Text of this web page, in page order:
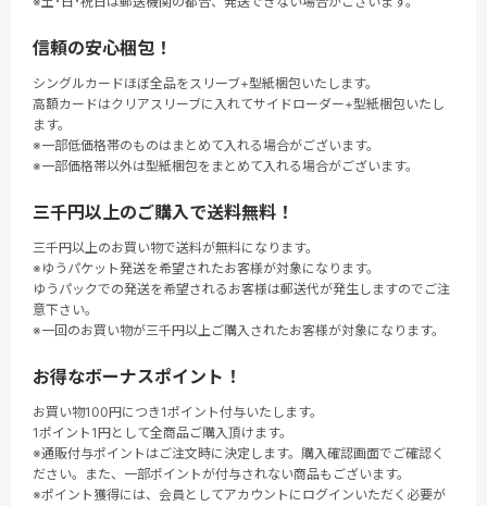
信頼の安心梱包！
シングルカードほぼ全品をスリーブ+型紙梱包いたします。
高額カードはクリアスリーブに入れてサイドローダー+型紙梱包いたし
ます。
※一部低価格帯のものはまとめて入れる場合がございます。
※一部価格帯以外は型紙梱包をまとめて入れる場合がございます。
三千円以上のご購入で送料無料！
三千円以上のお買い物で送料が無料になります。
※ゆうパケット発送を希望されたお客様が対象になります。
ゆうパックでの発送を希望されるお客様は郵送代が発生しますのでご注
意下さい。
※一回のお買い物が三千円以上ご購入されたお客様が対象になります。
お得なボーナスポイント！
お買い物100円につき1ポイント付与いたします。
1ポイント1円として全商品ご購入頂けます。
※通販付与ポイントはご注文時に決定します。購入確認画面でご確認く
ださい。また、一部ポイントが付与されない商品もございます。
※ポイント獲得には、会員としてアカウントにログインいただく必要が